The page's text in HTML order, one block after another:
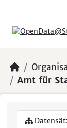
Amt für